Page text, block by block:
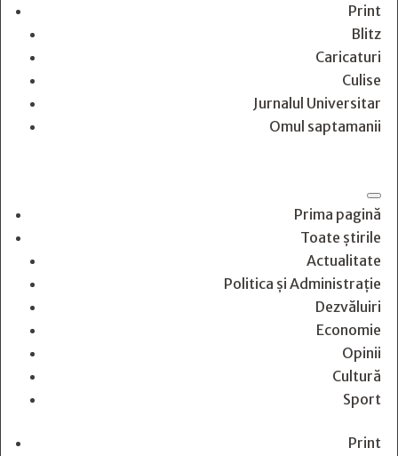
Print
Blitz
Caricaturi
Culise
Jurnalul Universitar
Omul saptamanii
Prima pagină
Toate știrile
Actualitate
Politica și Administrație
Dezvăluiri
Economie
Opinii
Cultură
Sport
Print